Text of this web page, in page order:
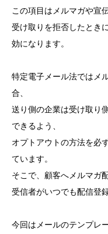
この項目はメルマガや宣
受け取りを拒否したとき
効になります。
特定電子メール法ではメ
合、
送り側の企業は受け取り
できるよう、
オプトアウトの方法を必
ています。
そこで、顧客へメルマガ
受信者がいつでも配信登
今回はメールのテンプレ